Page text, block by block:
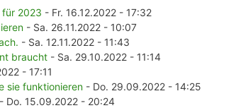
2023 - Fr. 16.12.2022 - 17:32
- Sa. 26.11.2022 - 10:07
- Sa. 12.11.2022 - 11:43
braucht- Sa. 29.10.2022 - 11:14
- 17:11
sie funktionieren- Do. 29.09.2022 - 14:25
Do. 15.09.2022 - 20:24